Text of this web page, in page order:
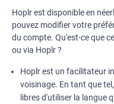
Hoplr est disponible en
pouvez modifier votre
du compte. Qu'est-ce que
ou via Hoplr ?
Hoplr est un facilitateur
voisinage. En tant que
libres d'utiliser la langue